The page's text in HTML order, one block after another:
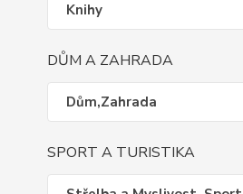
Knihy
DŮM A ZAHRADA
Dům,Zahrada
SPORT A TURISTIKA